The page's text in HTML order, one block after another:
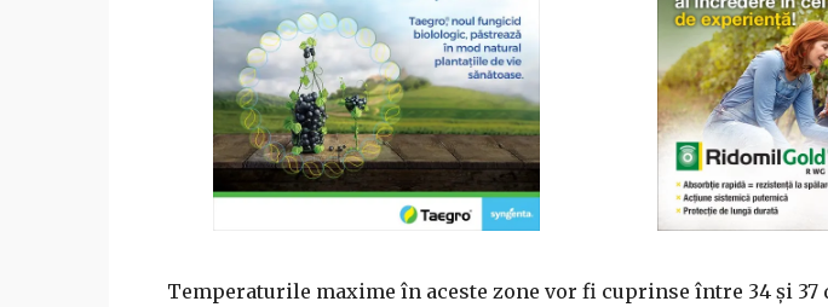
Temperaturile maxime în aceste zone vor fi cuprinse între 34 şi 37